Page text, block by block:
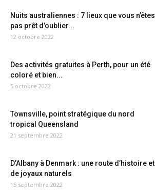
Nuits australiennes : 7 lieux que vous n’êtes
pas prêt d’oublier...
12 octobre 2022
Des activités gratuites à Perth, pour un été
coloré et bien...
5 octobre 2022
Townsville, point stratégique du nord
tropical Queensland
21 septembre 2022
D’Albany à Denmark : une route d’histoire et
de joyaux naturels
15 septembre 2022